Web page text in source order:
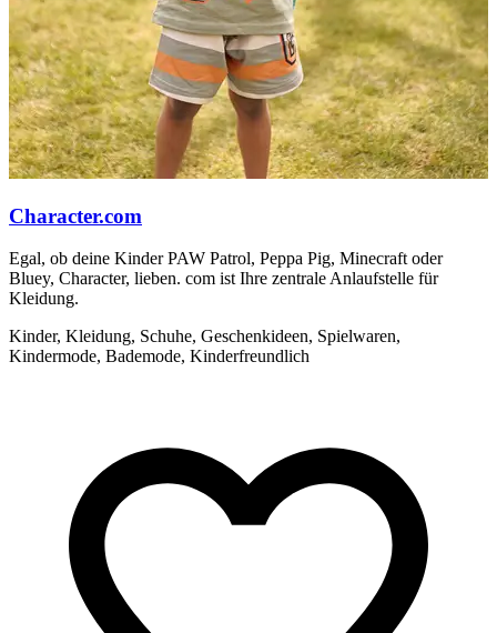
Character.com
Egal, ob deine Kinder PAW Patrol, Peppa Pig, Minecraft oder
Bluey, Character, lieben. com ist Ihre zentrale Anlaufstelle für
Kleidung.
Kinder, Kleidung, Schuhe, Geschenkideen, Spielwaren,
Kindermode, Bademode, Kinderfreundlich